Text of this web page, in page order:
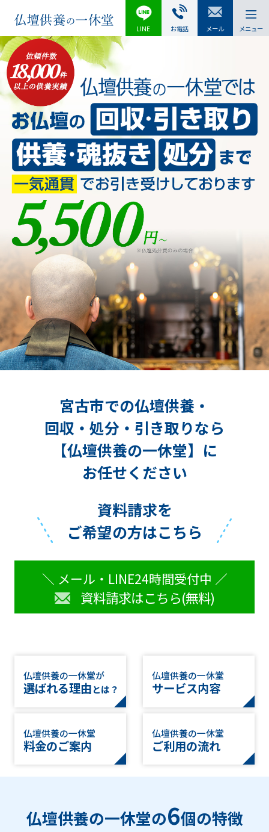
LINE お電話 メール メニュー
宮古市での仏壇供養・
回収・処分・引き取りなら
【仏壇供養の一休堂】に
お任せください
資料請求を
ご希望の方はこちら
＼ メール・LINE24時間受付中 ／
資料請求はこちら(無料)
仏壇供養の一休堂が
選ばれる理由とは？
仏壇供養の一休堂
サービス内容
仏壇供養の一休堂
料金のご案内
仏壇供養の一休堂
ご利用の流れ
仏壇供養の一休堂の6個の特徴